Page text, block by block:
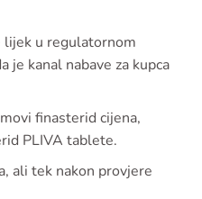
lijek u regulatornom
je kanal nabave za kupca
finasterid cijena,
PLIVA tablete.
ali tek nakon provjere